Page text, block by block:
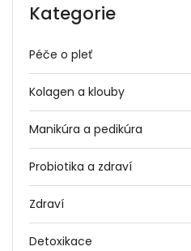
Kategorie
Péče o pleť
Kolagen a klouby
Manikúra a pedikúra
Probiotika a zdraví
Zdraví
Detoxikace